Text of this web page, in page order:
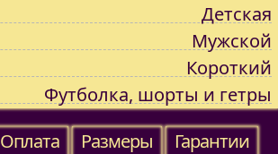
Детская
Мужской
Короткий
Футболка, шорты и гетры
Оплата Размеры
Гарантии